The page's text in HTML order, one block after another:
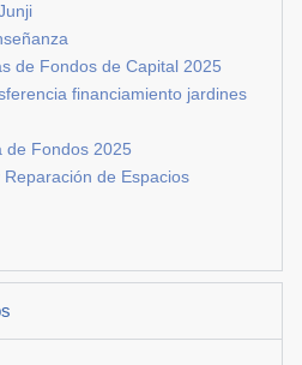
de Fondos de Capital 2025
financiamiento jardines
de Fondos 2025
de Espacios